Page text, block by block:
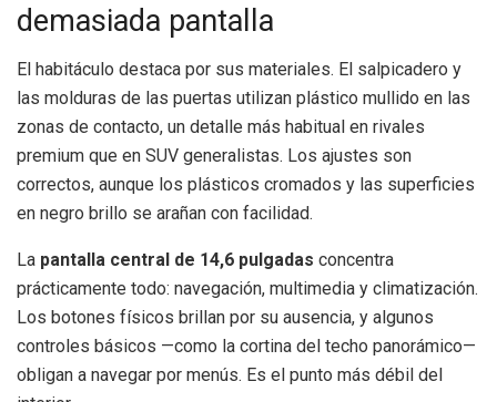
demasiada pantalla
El habitáculo destaca por sus materiales. El salpicadero y
las molduras de las puertas utilizan plástico mullido en las
zonas de contacto, un detalle más habitual en rivales
premium que en SUV generalistas. Los ajustes son
correctos, aunque los plásticos cromados y las superficies
en negro brillo se arañan con facilidad.
La pantalla central de 14,6 pulgadas concentra
prácticamente todo: navegación, multimedia y climatización.
Los botones físicos brillan por su ausencia, y algunos
controles básicos —como la cortina del techo panorámico—
obligan a navegar por menús. Es el punto más débil del